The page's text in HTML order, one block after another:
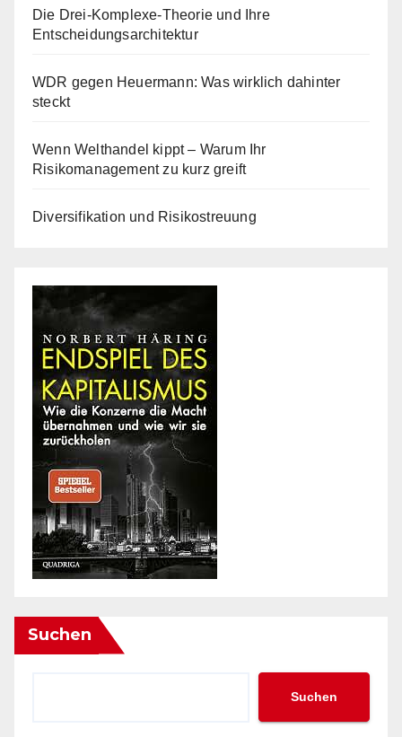
Die Drei-Komplexe-Theorie und Ihre
Entscheidungsarchitektur
WDR gegen Heuermann: Was wirklich dahinter
steckt
Wenn Welthandel kippt – Warum Ihr
Risikomanagement zu kurz greift
Diversifikation und Risikostreuung
Suchen
Suchen